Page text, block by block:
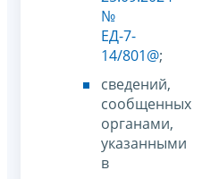
№
ЕД-7-
14/801@;
сведений,
сообщенных
органами,
указанными
в